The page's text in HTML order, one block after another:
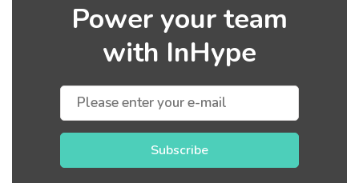
Power your team
with InHype
Subscribe